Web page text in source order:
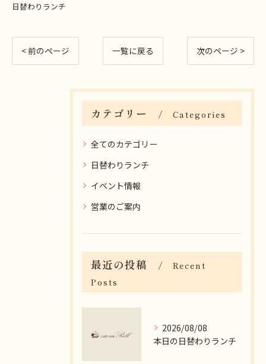
日替わりランチ
< 前のページ 一覧に戻る 次のページ >
カテゴリー Categories
全てのカテゴリー
日替わりランチ
イベント情報
営業のご案内
最近の投稿
Recent
Posts
2026/08/08
本日の日替わりランチ